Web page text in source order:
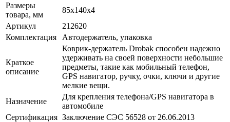
Размеры
товара, мм
85x140x4
Артикул
212620
Комплектация
Автодержатель, упаковка
Краткое
описание
Коврик-держатель Drobak способен надежно
удерживать на своей поверхности небольшие
предметы, такие как мобильный телефон,
GPS навигатор, ручку, очки, ключи и другие
мелкие вещи.
Назначение
Для крепления телефона/GPS навигатора в
автомобиле
Сертификация Заключение СЭС 56528 от 26.06.2013